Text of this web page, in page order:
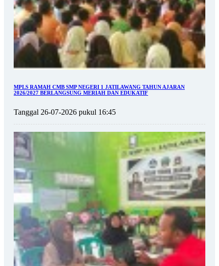
MPLS RAMAH CMB SMP NEGERI 1 JATILAWANG TAHUN AJARAN
2026/2027 BERLANGSUNG MERIAH DAN EDUKATIF
Tanggal 26-07-2026 pukul 16:45